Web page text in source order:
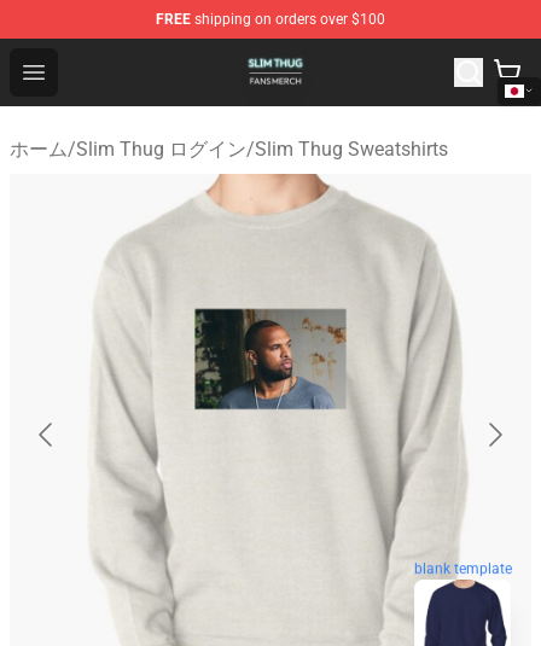
FREE shipping on orders over $100
Open menu
Slim Thug Shop - Official Slim Thug Merchandise Store
ホーム/Slim Thug ログイン/Slim Thug Sweatshirts
blank template